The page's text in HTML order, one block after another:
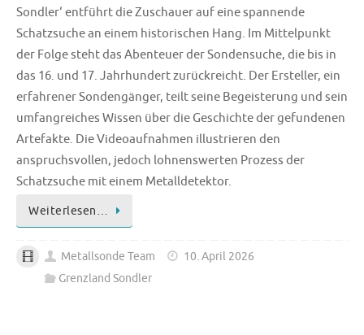
Sondler‘ entführt die Zuschauer auf eine spannende
Schatzsuche an einem historischen Hang. Im Mittelpunkt
der Folge steht das Abenteuer der Sondensuche, die bis in
das 16. und 17. Jahrhundert zurückreicht. Der Ersteller, ein
erfahrener Sondengänger, teilt seine Begeisterung und sein
umfangreiches Wissen über die Geschichte der gefundenen
Artefakte. Die Videoaufnahmen illustrieren den
anspruchsvollen, jedoch lohnenswerten Prozess der
Schatzsuche mit einem Metalldetektor.
Weiterlesen…
Metallsonde Team
10. April 2026
Grenzland Sondler